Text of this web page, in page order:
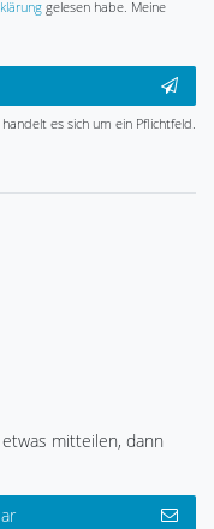
gelesen habe. Meine
es sich um ein Pflichtfeld.
mitteilen, dann